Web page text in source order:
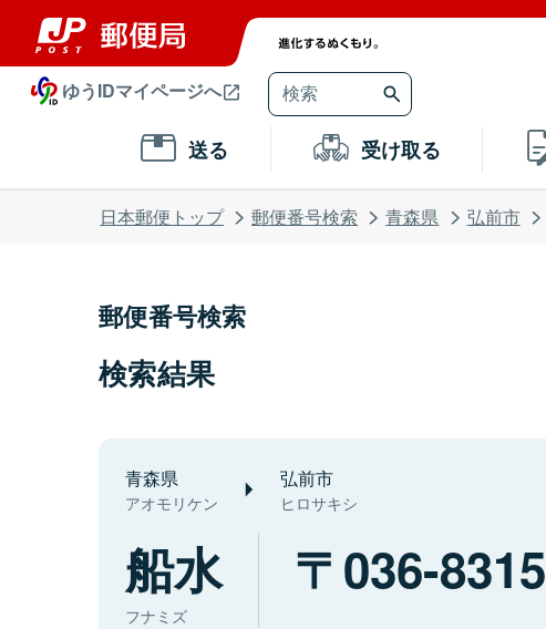
ゆうIDマイページへ
送る 受け取る
日本郵便トップ 郵便番号検索 青森県 弘前市
郵便番号検索
検索結果
青森県
アオモリケン
弘前市
ヒロサキシ
船水
フナミズ
036-8315